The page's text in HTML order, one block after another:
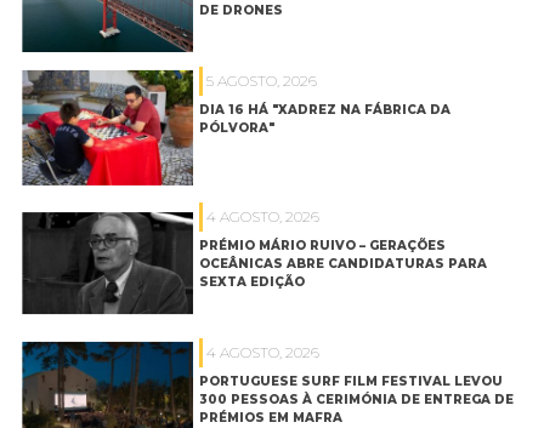
DE DRONES
5 AGOSTO, 2026
DIA 16 HÁ "XADREZ NA FÁBRICA DA
PÓLVORA"
4 AGOSTO, 2026
PRÉMIO MÁRIO RUIVO – GERAÇÕES
OCEÂNICAS ABRE CANDIDATURAS PARA
SEXTA EDIÇÃO
4 AGOSTO, 2026
PORTUGUESE SURF FILM FESTIVAL LEVOU
300 PESSOAS À CERIMÓNIA DE ENTREGA DE
PRÉMIOS EM MAFRA